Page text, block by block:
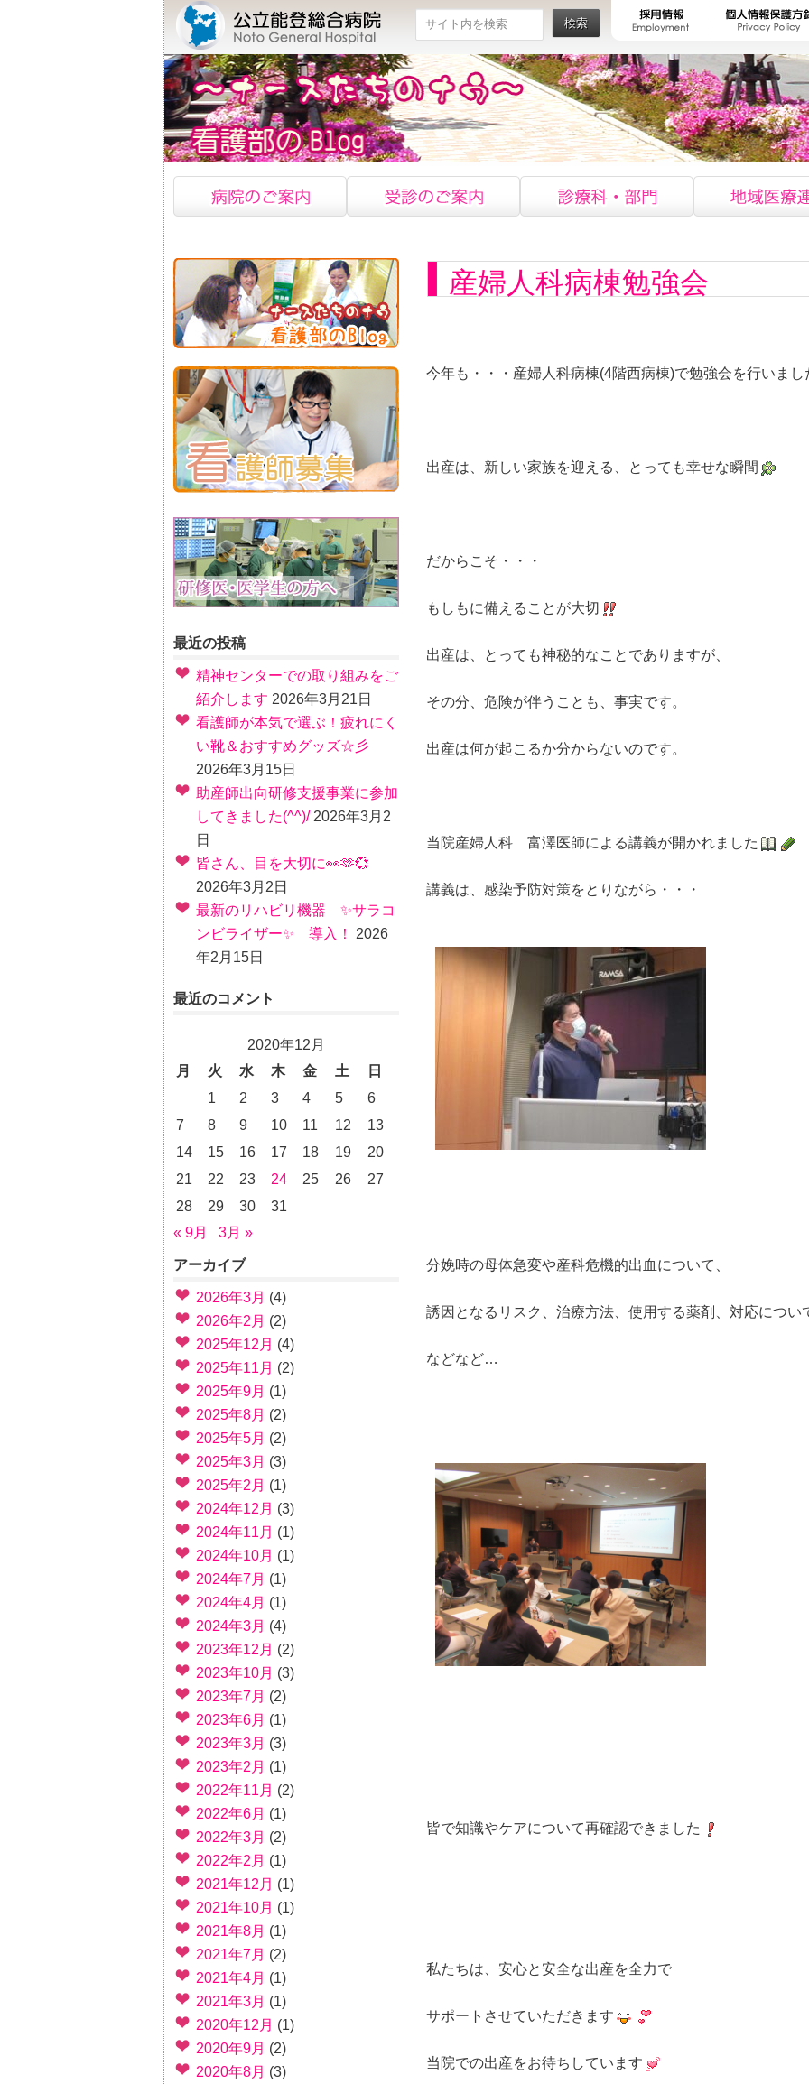
検索
産婦人科病棟勉強会
今年も・・・産婦人科病棟(4階西病棟)で勉強会を行いまし
出産は、新しい家族を迎える、とっても幸せな瞬間
だからこそ・・・
もしもに備えることが大切
出産は、とっても神秘的なことでありますが、
その分、危険が伴うことも、事実です。
出産は何が起こるか分からないのです。
当院産婦人科 富澤医師による講義が開かれました
講義は、感染予防対策をとりながら・・・
分娩時の母体急変や産科危機的出血について、
誘因となるリスク、治療方法、使用する薬剤、対応につい
などなど…
皆で知識やケアについて再確認できました
私たちは、安心と安全な出産を全力で
サポートさせていただきます
当院での出産をお待ちしています
最近の投稿
精神センターでの取り組みをご
紹介します 2026年3月21日
看護師が本気で選ぶ！疲れにく
い靴＆おすすめグッズ☆彡
2026年3月15日
助産師出向研修支援事業に参加
してきました(^^)/ 2026年3月2
日
皆さん、目を大切に👀🫶💞
2026年3月2日
最新のリハビリ機器 ✨サラコ
ンビライザー✨ 導入！
2026
年2月15日
最近のコメント
2020年12月
月
火 水 木 金 土
日
1
2 3 4 5
6
7
8 9 10 11 12
13
14
15 16 17 18 19
20
21
22 23 24 25 26
27
28
29 30
31
« 9月
3月 »
アーカイブ
2026年3月 (4)
2026年2月 (2)
2025年12月 (4)
2025年11月 (2)
2025年9月 (1)
2025年8月 (2)
2025年5月 (2)
2025年3月 (3)
2025年2月 (1)
2024年12月 (3)
2024年11月 (1)
2024年10月 (1)
2024年7月 (1)
2024年4月 (1)
2024年3月 (4)
2023年12月 (2)
2023年10月 (3)
2023年7月 (2)
2023年6月 (1)
2023年3月 (3)
2023年2月 (1)
2022年11月 (2)
2022年6月 (1)
2022年3月 (2)
2022年2月 (1)
2021年12月 (1)
2021年10月 (1)
2021年8月 (1)
2021年7月 (2)
2021年4月 (1)
2021年3月 (1)
2020年12月 (1)
2020年9月 (2)
2020年8月 (3)